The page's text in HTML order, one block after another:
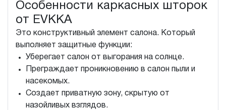
Особенности каркасных шторок
от EVKKA
Это конструктивный элемент салона. Который
выполняет защитные функции:
Уберегает салон от выгорания на солнце.
Преграждает проникновению в салон пыли и
насекомых.
Создает приватную зону, скрытую от
назойливых взглядов.